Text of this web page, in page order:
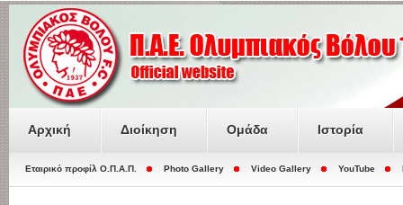
Αρχική Διοίκηση Ομάδα Ιστορία
Εταιρικό προφίλ O.Π.Α.Π. Photo Gallery Video Gallery YouTube